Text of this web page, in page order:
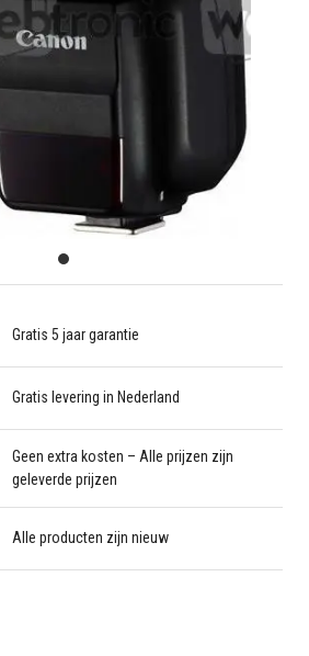
Gratis 5 jaar garantie
Gratis levering in Nederland
Geen extra kosten – Alle prijzen zijn
geleverde prijzen
Alle producten zijn nieuw